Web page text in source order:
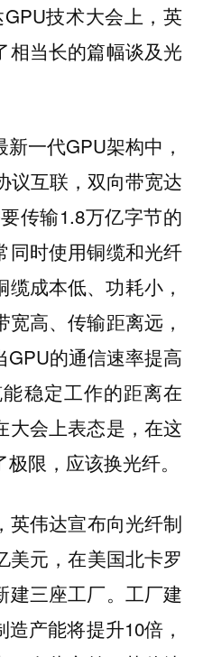
技术大会上，英
相当长的篇幅谈及光
一代GPU架构中，
议互联，双向带宽达
传输1.8万亿字节的
同时使用铜缆和光纤
成本低、功耗小，
高、传输距离远，
的通信速率提高
稳定工作的距离在
大会上表态是，在这
限，应该换光纤。
英伟达宣布向光纤制
美元，在美国北卡罗
建三座工厂。工厂建
产能将提升10倍，